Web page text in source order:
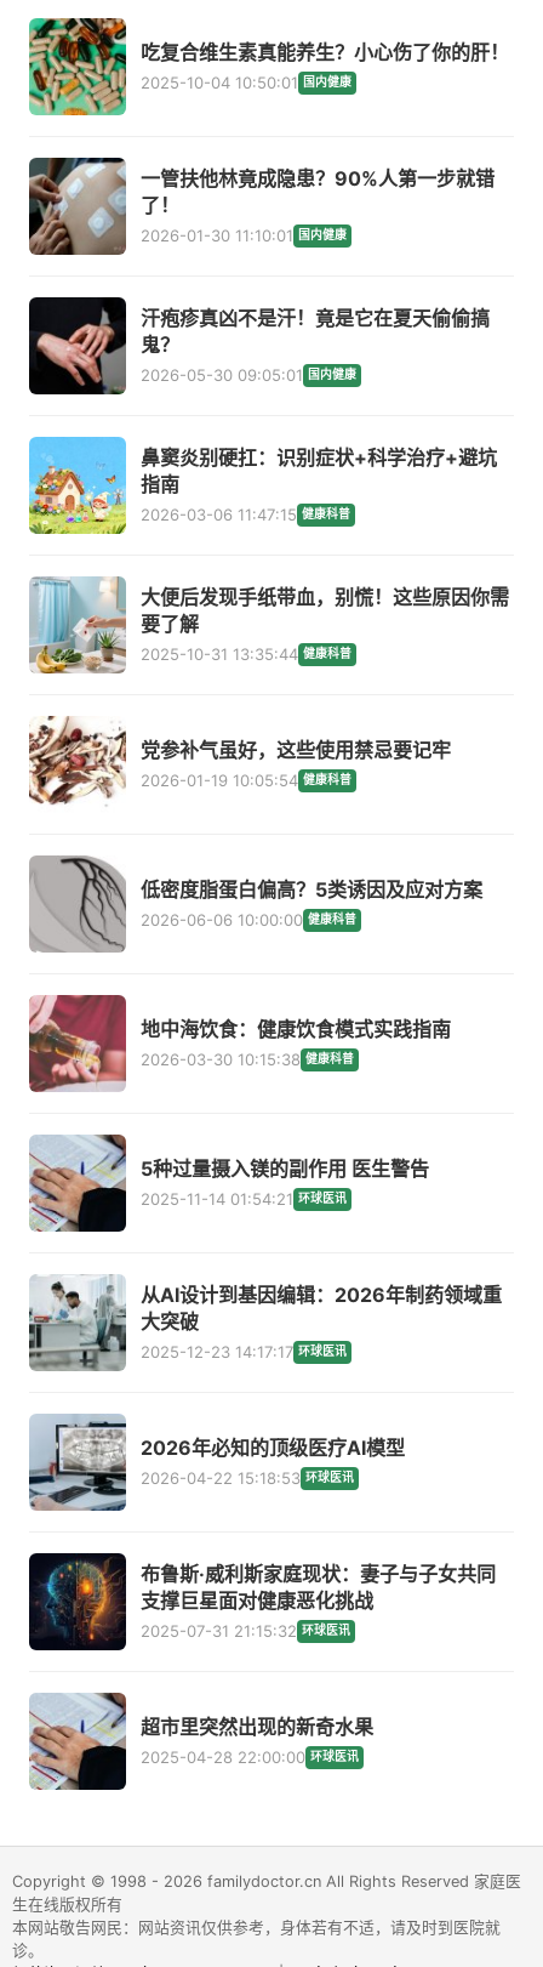
吃复合维生素真能养生？小心伤了你的肝！
2025-10-04 10:50:01 国内健康
一管扶他林竟成隐患？90%人第一步就错
了！
2026-01-30 11:10:01 国内健康
汗疱疹真凶不是汗！竟是它在夏天偷偷搞
鬼？
2026-05-30 09:05:01 国内健康
鼻窦炎别硬扛：识别症状+科学治疗+避坑
指南
2026-03-06 11:47:15 健康科普
大便后发现手纸带血，别慌！这些原因你需
要了解
2025-10-31 13:35:44 健康科普
党参补气虽好，这些使用禁忌要记牢
2026-01-19 10:05:54 健康科普
低密度脂蛋白偏高？5类诱因及应对方案
2026-06-06 10:00:00 健康科普
地中海饮食：健康饮食模式实践指南
2026-03-30 10:15:38 健康科普
5种过量摄入镁的副作用 医生警告
2025-11-14 01:54:21 环球医讯
从AI设计到基因编辑：2026年制药领域重
大突破
2025-12-23 14:17:17 环球医讯
2026年必知的顶级医疗AI模型
2026-04-22 15:18:53 环球医讯
布鲁斯·威利斯家庭现状：妻子与子女共同
支撑巨星面对健康恶化挑战
2025-07-31 21:15:32 环球医讯
超市里突然出现的新奇水果
2025-04-28 22:00:00 环球医讯
Copyright © 1998 - 2026 familydoctor.cn All Rights Reserved 家庭医
生在线版权所有
本网站敬告网民：网站资讯仅供参考，身体若有不适，请及时到医院就
诊。